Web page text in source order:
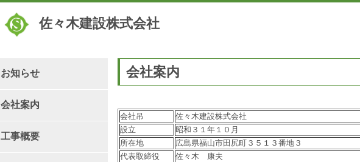
佐々木建設株式会社
お知らせ
会社案内
工事概要
会社案内
会社吊
佐々木建設株式会社
設立
昭和３１年１０月
所在地
広島県福山市田尻町３５１３番地３
代表取締役
佐々木 康夫